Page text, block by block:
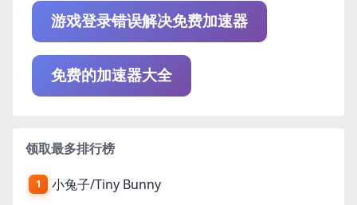
游戏登录错误解决免费加速器
免费的加速器大全
领取最多排行榜
1 小兔子/Tiny Bunny